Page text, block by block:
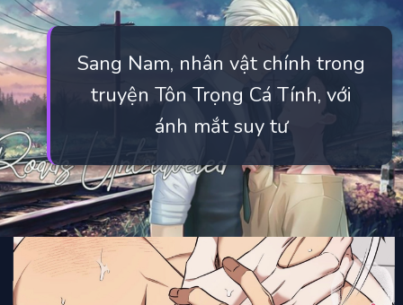
Sang Nam, nhân vật chính trong
truyện Tôn Trọng Cá Tính, với
ánh mắt suy tư
Đang mở https://manhua.edu.vn/ton-trong-ca-tinh-bl